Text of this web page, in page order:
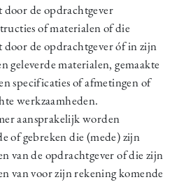
de opdrachtgever
of materialen of die
de opdrachtgever óf in zijn
geleverde materialen, gemaakte
specificaties of afmetingen of
werkzaamheden.
aansprakelijk worden
of gebreken die (mede) zijn
van de opdrachtgever of die zijn
van voor zijn rekening komende